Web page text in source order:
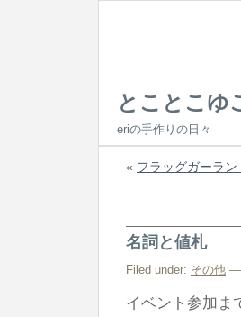
とことこゆ
eriの手作りの日々
« フラッグガーラン
名詞と値札
Filed under: その他 —
イベント参加ま